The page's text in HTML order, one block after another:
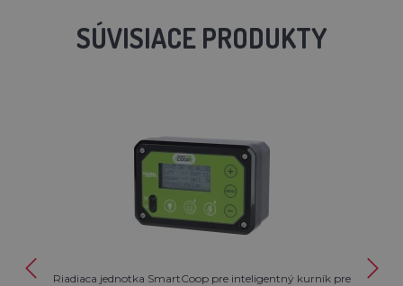
SÚVISIACE PRODUKTY
Riadiaca jednotka SmartCoop pre inteligentný kurník pre